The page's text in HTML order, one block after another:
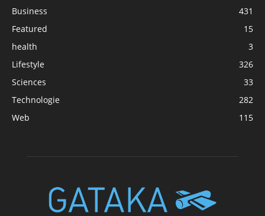
Business
431
Featured
15
health
3
Lifestyle
326
Sciences
33
Technologie
282
Web
115